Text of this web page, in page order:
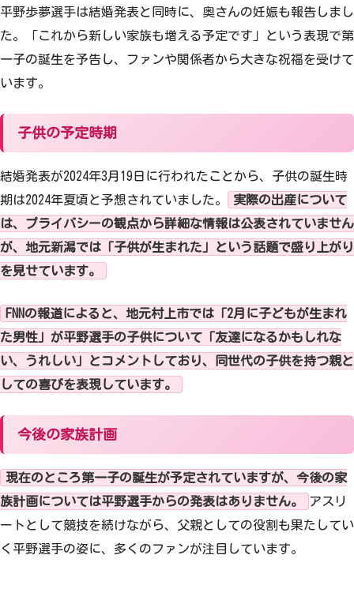
平野歩夢選手は結婚発表と同時に、奥さんの妊娠も報告しまし
た。「これから新しい家族も増える予定です」という表現で第
一子の誕生を予告し、ファンや関係者から大きな祝福を受けて
います。
子供の予定時期
結婚発表が2024年3月19日に行われたことから、子供の誕生時
期は2024年夏頃と予想されていました。
実際の出産について
は、プライバシーの観点から詳細な情報は公表されていません
が、地元新潟では「子供が生まれた」という話題で盛り上がり
を見せています。
FNNの報道によると、地元村上市では「2月に子どもが生まれ
た男性」が平野選手の子供について「友達になるかもしれな
い、うれしい」とコメントしており、同世代の子供を持つ親と
しての喜びを表現しています。
今後の家族計画
現在のところ第一子の誕生が予定されていますが、今後の家
族計画については平野選手からの発表はありません。
アスリ
ートとして競技を続けながら、父親としての役割も果たしてい
く平野選手の姿に、多くのファンが注目しています。